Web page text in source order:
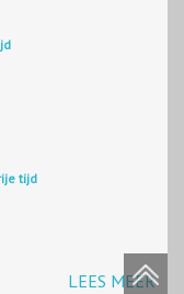
tijd
LEES MEER